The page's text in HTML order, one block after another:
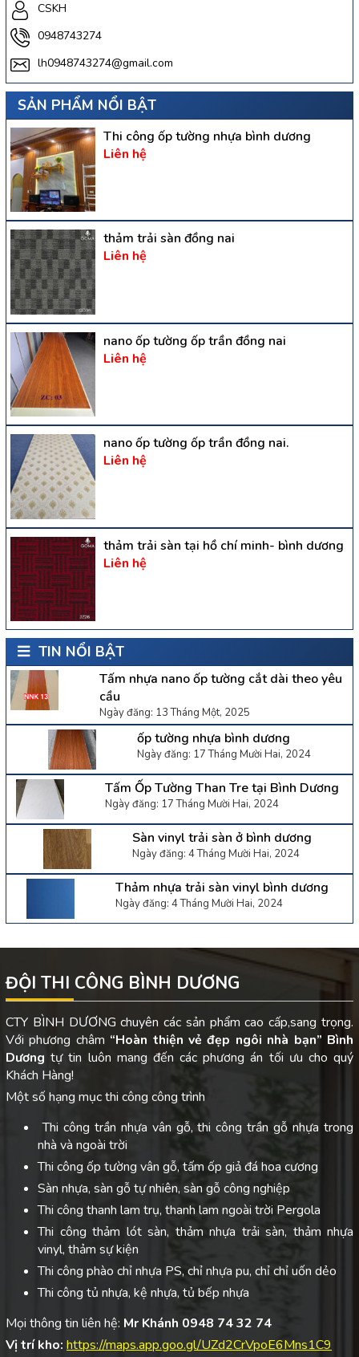
CSKH
0948743274
lh0948743274@gmail.com
SẢN PHẨM NỔI BẬT
Thi công ốp tường nhựa bình dương
Liên hệ
thảm trải sàn đồng nai
Liên hệ
nano ốp tường ốp trần đồng nai
Liên hệ
nano ốp tường ốp trần đồng nai.
Liên hệ
thảm trải sàn tại hồ chí minh- bình dương
Liên hệ
TIN NỔI BẬT
Tấm nhựa nano ốp tường cắt dài theo yêu
cầu
Ngày đăng: 13 Tháng Một, 2025
ốp tường nhựa bình dương
Ngày đăng: 17 Tháng Mười Hai, 2024
Tấm Ốp Tường Than Tre tại Bình Dương
Ngày đăng: 17 Tháng Mười Hai, 2024
Sàn vinyl trải sàn ở bình dương
Ngày đăng: 4 Tháng Mười Hai, 2024
Thảm nhựa trải sàn vinyl bình dương
Ngày đăng: 4 Tháng Mười Hai, 2024
ĐỘI THI CÔNG BÌNH DƯƠNG
CTY BÌNH DƯƠNG chuyên các sản phẩm cao cấp,sang trọng.
Với phương châm “Hoàn thiện vẻ đẹp ngôi nhà bạn” Bình
Dươngtự tin luôn mang đến các phương án tối ưu cho quý
Khách Hàng!
Một số hạng mục thi công công trình
Thi công trần nhựa vân gỗ, thi công trần gỗ nhựa trong
nhà và ngoài trời
Thi công ốp tường vân gỗ, tấm ốp giả đá hoa cương
Sàn nhựa, sàn gỗ tự nhiên, sàn gỗ công nghiệp
Thi công thanh lam trụ, thanh lam ngoài trời Pergola
Thi công thảm lót sàn, thảm nhựa trải sàn, thảm nhựa
vinyl, thảm sự kiện
Thi công phào chỉ nhựa PS, chỉ nhựa pu, chỉ chỉ uốn dẻo
Thi công tủ nhựa, kệ nhựa, tủ bếp nhựa
Mọi thông tin liên hệ: Mr Khánh 0948 74 32 74
Vị trí kho: https://maps.app.goo.gl/UZd2CrVpoE6Mns1C9